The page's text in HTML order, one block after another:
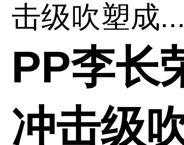
击级吹塑成...
PP李长
冲击级